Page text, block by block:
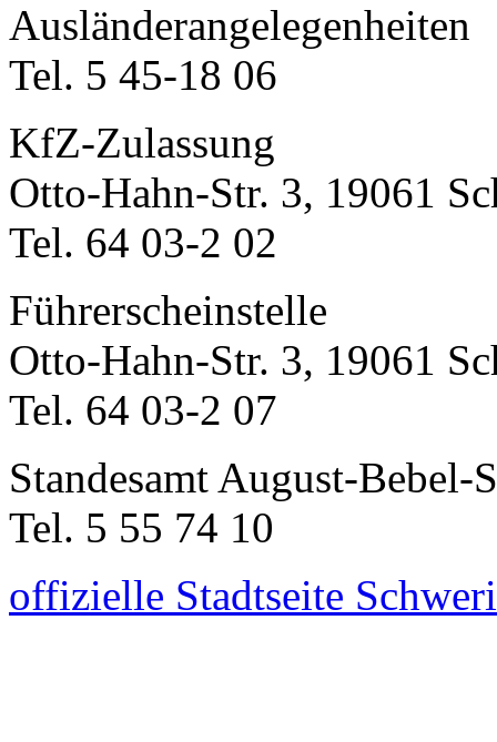
Ausländerangelegenheiten
Tel. 5 45-18 06
KfZ-Zulassung
Otto-Hahn-Str. 3, 19061
Tel. 64 03-2 02
Führerscheinstelle
Otto-Hahn-Str. 3, 19061
Tel. 64 03-2 07
Standesamt August-Bebel-
Tel. 5 55 74 10
offizielle Stadtseite